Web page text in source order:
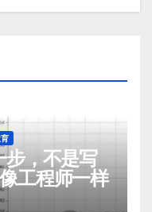
，不是写
工程师一样